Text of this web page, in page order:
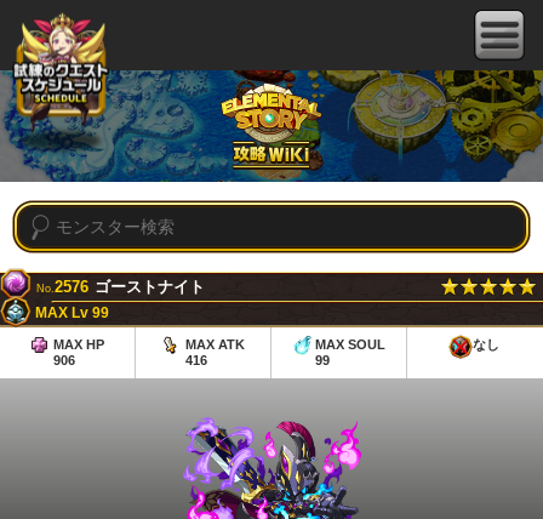
No.2576 ゴーストナイト
MAX Lv 99
MAX HP
906
MAX ATK
416
MAX SOUL
99
なし